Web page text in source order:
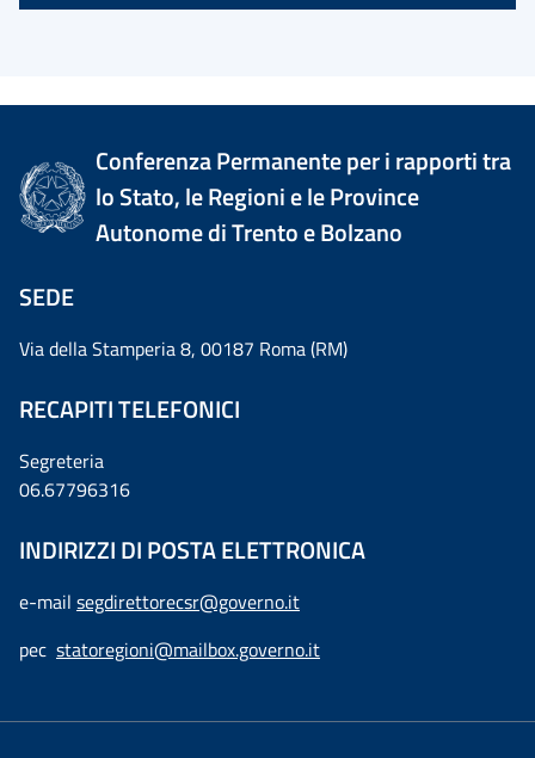
Conferenza Permanente per i rapporti tra
lo Stato, le Regioni e le Province
Autonome di Trento e Bolzano
SEDE
Via della Stamperia 8, 00187 Roma (RM)
RECAPITI TELEFONICI
Segreteria
06.67796316
INDIRIZZI DI POSTA ELETTRONICA
e-mail segdirettorecsr@governo.it
pec statoregioni@mailbox.governo.it